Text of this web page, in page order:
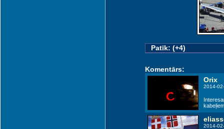
Patīk: (+4)
Komentārs:
Orix
2014-
2014-